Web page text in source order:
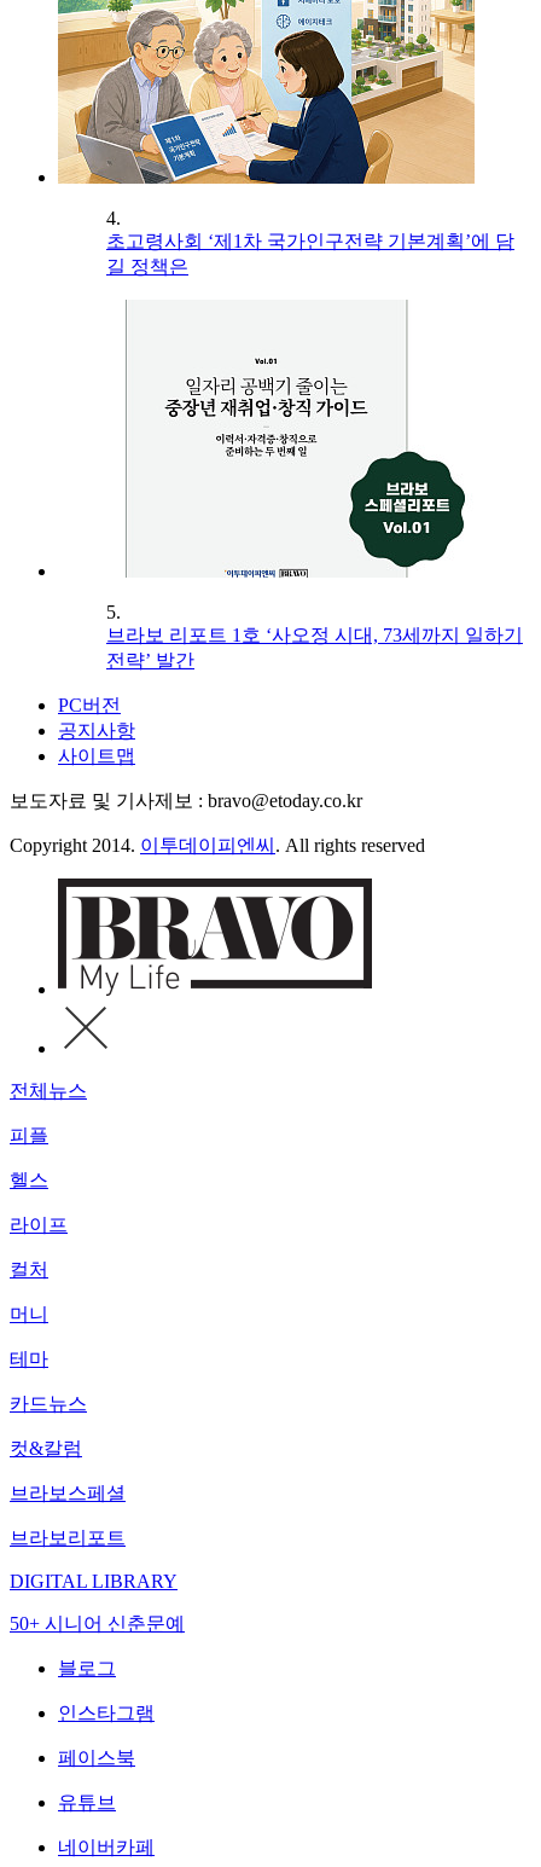
4.
초고령사회 ‘제1차 국가인구전략 기본계획’에 담
길 정책은
5.
브라보 리포트 1호 ‘사오정 시대, 73세까지 일하기
전략’ 발간
PC버전
공지사항
사이트맵
보도자료 및 기사제보 : bravo@etoday.co.kr
Copyright 2014. 이투데이피엔씨 . All rights reserved
전체뉴스
피플
헬스
라이프
컬처
머니
테마
카드뉴스
컷&칼럼
브라보스페셜
브라보리포트
DIGITAL LIBRARY
50+ 시니어 신춘문예
블로그
인스타그램
페이스북
유튜브
네이버카페